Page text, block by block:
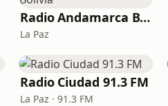
Radio Andamarca Bolivia
La Paz
Radio Ciudad 91.3 FM
La Paz · 91.3 FM